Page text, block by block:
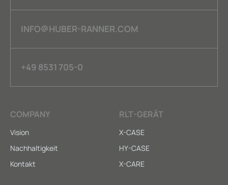
INFO@HUBER-RANNER.COM
+49 8531 705-0
COMPANY
Vision
Nachhaltigkeit
Kontakt
RLT-GERÄT
X-CASE
HY-CASE
X-CARE